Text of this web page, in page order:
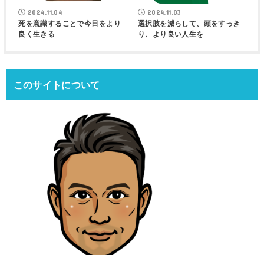
2024.11.04
死を意識することで今日をより
良く生きる
2024.11.03
選択肢を減らして、頭をすっき
り、より良い人生を
このサイトについて